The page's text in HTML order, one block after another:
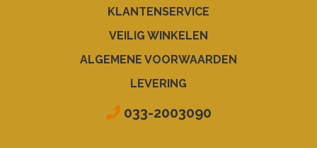
KLANTENSERVICE
VEILIG WINKELEN
ALGEMENE VOORWAARDEN
LEVERING
033-2003090